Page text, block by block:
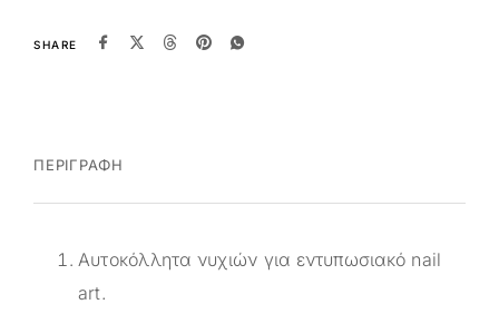
SHARE
ΠΕΡΙΓΡΑΦΉ
Αυτοκόλλητα νυχιών για εντυπωσιακό nail
art.